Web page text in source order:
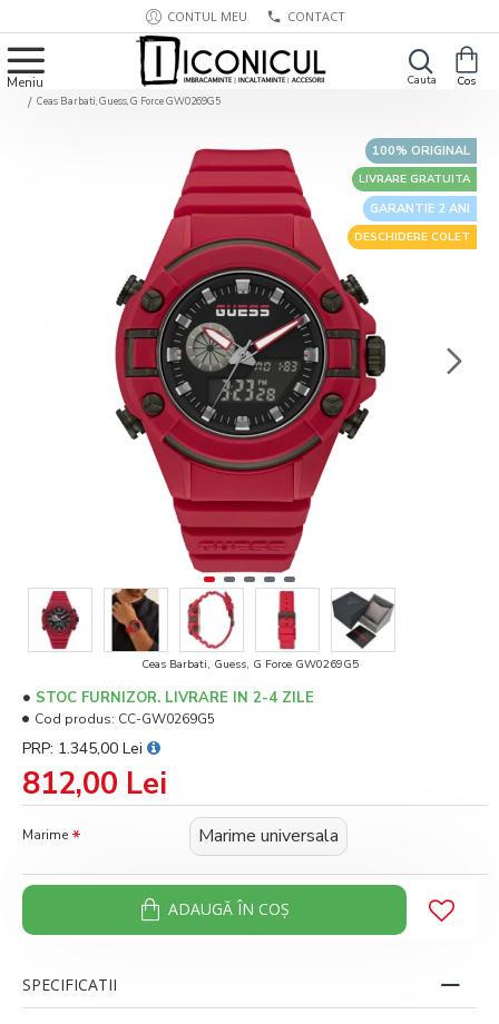
CONTUL MEU CONTACT
Ceas Barbati, Guess, G Force GW0269G5
GARANTIE 2 ANI
100% ORIGINAL
LIVRARE GRATUITA
DESCHIDERE COLET
Ceas Barbati, Guess, G Force GW0269G5
812,00 Lei
PRP: 1.345,00 Lei
STOC FURNIZOR. LIVRARE IN 2-4 ZILE
Cod produs: CC-GW0269G5
Marime Marime universala
ADAUGĂ ÎN COŞ
SPECIFICATII